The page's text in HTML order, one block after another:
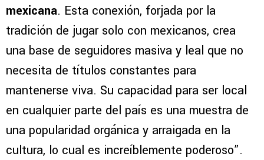
mexicana. Esta conexión, forjada por la
tradición de jugar solo con mexicanos, crea
una base de seguidores masiva y leal que no
necesita de títulos constantes para
mantenerse viva. Su capacidad para ser local
en cualquier parte del país es una muestra de
una popularidad orgánica y arraigada en la
cultura, lo cual es increíblemente poderoso”.